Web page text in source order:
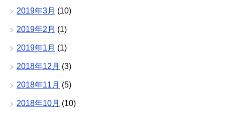
2019年3月 (10)
2019年2月 (1)
2019年1月 (1)
2018年12月 (3)
2018年11月 (5)
2018年10月 (10)